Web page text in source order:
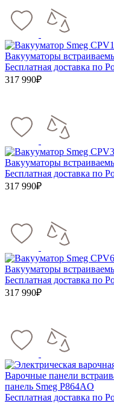
Вакууматоры
Бесплатная доставка по
317 990₽
Вакууматоры
Бесплатная доставка по
317 990₽
Вакууматоры
Бесплатная доставка по
317 990₽
Варочные панели
панель Smeg P864AO
Бесплатная доставка по